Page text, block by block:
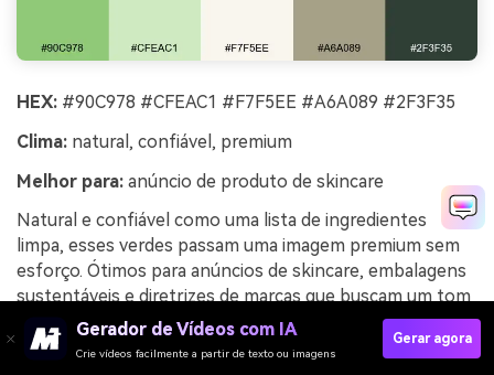
HEX: #90C978 #CFEAC1 #F7F5EE #A6A089 #2F3F35
Clima: natural, confiável, premium
Melhor para: anúncio de produto de skincare
Natural e confiável como uma lista de ingredientes
limpa, esses verdes passam uma imagem premium sem
esforço. Ótimos para anúncios de skincare, embalagens
sustentáveis e diretrizes de marcas que buscam um tom
calmo e moderno. Combine pistache com o neutro
pedra quente para um visual fundamentado e ecológico.
Gerador de Vídeos com IA
Crie vídeos facilmente a partir de texto ou imagens
Gerar agora